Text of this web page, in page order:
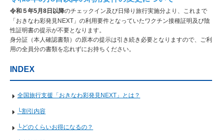
令和５年5月8日以降のチェックイン及び日帰り旅行実施分より、これまで
「おきなわ彩発見NEXT」の利用要件となっていたワクチン接種証明及び陰
性証明書の提示が不要となります。
身分証（本人確認書類）の原本の提示は引き続き必要となりますので、ご利
用の全員分の書類を忘れずにお持ちください。
INDEX
全国旅行支援「おきなわ彩発見NEXT」とは？
└割引内容
└どのくらいお得になるの？